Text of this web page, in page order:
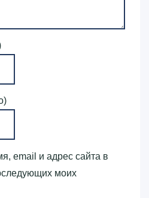
email и адрес сайта в
моих